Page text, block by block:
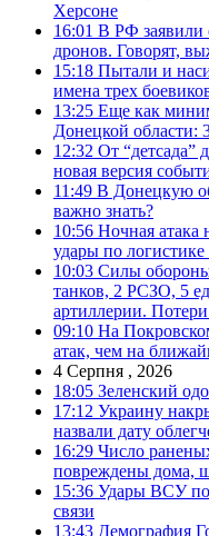
Херсоне
16:01 В РФ заявили
дронов. Говорят,
15:18 Пытали и
имена трех
13:25 Еще как
Донецкой области:
12:32 От “детсада”
новая версия
11:49 В Донецкую
важно знать?
10:56 Ночная атака
удары по
10:03 Силы
танков, 2 РСЗО, 5
артиллерии.
09:10 На
атак, чем на
4 Серпня , 2026
18:05 Зеленский
17:12 Украину
назвали дату
16:29 Число
повреждены дома,
15:36 Удары ВСУ по
связи
13:43 Демография